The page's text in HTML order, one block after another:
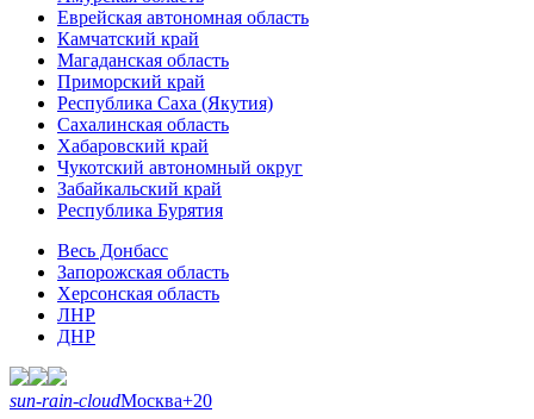
Еврейская автономная область
Камчатский край
Магаданская область
Приморский край
Республика Саха (Якутия)
Сахалинская область
Хабаровский край
Чукотский автономный округ
Забайкальский край
Республика Бурятия
Весь Донбасс
Запорожская область
Херсонская область
ЛНР
ДНР
sun-rain-cloudМосква+20